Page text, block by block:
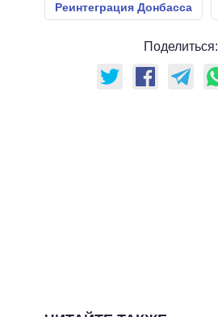
Реинтеграция Донбасса
Поделиться: